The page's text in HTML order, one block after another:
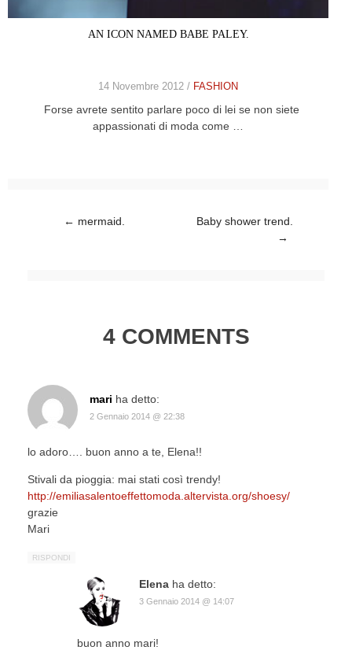
AN ICON NAMED BABE PALEY.
14 Novembre 2012 / FASHION
Forse avrete sentito parlare poco di lei se non siete
appassionati di moda come …
Post navigation
← mermaid.
Baby shower trend.
→
4 COMMENTS
mari ha detto:
2 Gennaio 2014 @ 22:38
lo adoro…. buon anno a te, Elena!!
Stivali da pioggia: mai stati così trendy!
http://emiliasalentoeffettomoda.altervista.org/shoesy/
grazie
Mari
RISPONDI
Elena ha detto:
3 Gennaio 2014 @ 14:07
buon anno mari!